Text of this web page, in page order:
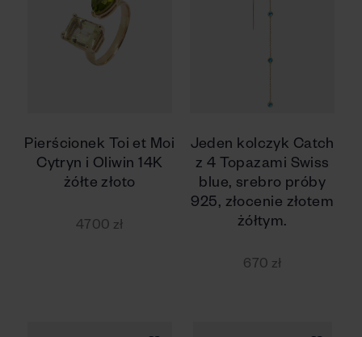
Pierścionek Toi et Moi
Cytryn i Oliwin 14K
żółte złoto
4700 zł
Jeden kolczyk Catch
z 4 Topazami Swiss
blue, srebro próby
925, złocenie złotem
żółtym.
670 zł